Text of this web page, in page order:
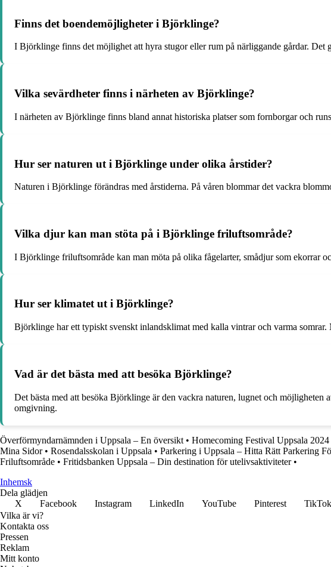
Finns det boendemöjligheter i Björklinge?
I Björklinge finns det möjlighet att hyra stugor eller rum på närliggande gårdar. Det
Vilka sevärdheter finns i närheten av Björklinge?
I närheten av Björklinge finns bland annat historiska platser som fornborgar och
Hur ser naturen ut i Björklinge under olika årstider?
Naturen i Björklinge förändras med årstiderna. På våren blommar det vackra
Vilka djur kan man stöta på i Björklinge friluftsområde?
I Björklinge friluftsområde kan man möta på olika fågelarter, smådjur som ekorrar
Hur ser klimatet ut i Björklinge?
Björklinge har ett typiskt svenskt inlandsklimat med kalla vintrar och varma
Vad är det bästa med att besöka Björklinge?
Det bästa med att besöka Björklinge är den vackra naturen, lugnet och
omgivning.
Överförmyndarnämnden i Uppsala – En översikt • Homecoming Festival Uppsala
Mina Sidor• Rosendalsskolan i Uppsala • Parkering i Uppsala – Hitta Rätt Parkering
Friluftsområde • Fritidsbanken Uppsala – Din destination för utelivsaktiviteter•
Inhemsk
Dela glädjen
X
Facebook Instagram LinkedIn YouTube Pinterest TikTok
Vilka är vi?
Kontakta oss
Pressen
Reklam
Mitt konto